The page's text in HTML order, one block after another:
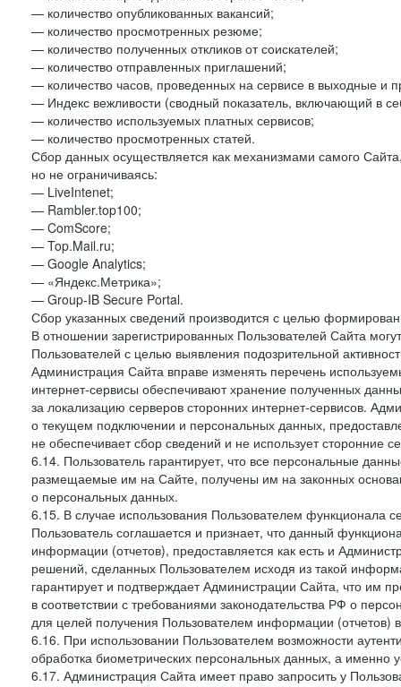
— количество опубликованных вакансий;
— количество просмотренных резюме;
— количество полученных откликов от соискателей;
— количество отправленных приглашений;
— количество часов, проведенных на сервисе в выходные и
— Индекс вежливости (сводный показатель, включающий в
— количество используемых платных сервисов;
— количество просмотренных статей.
Сбор данных осуществляется как механизмами самого
но не ограничиваясь:
— LiveIntenet;
— Rambler.top100;
— ComScore;
— Top.Mail.ru;
— Google Analytics;
— «Яндекс.Метрика»;
— Group-IB Secure Portal.
Сбор указанных сведений производится с целью
В отношении зарегистрированных Пользователей Сайта
Пользователей с целью выявления подозрительной
Администрация Сайта вправе изменять перечень
интернет-сервисы обеспечивают хранение полученных
за локализацию серверов сторонних интернет-сервисов.
о текущем подключении и персональных данных,
не обеспечивает сбор сведений и не использует
6.14. Пользователь гарантирует, что все персональные
размещаемые им на Сайте, получены им на законных
о персональных данных.
6.15. В случае использования Пользователем функционала
Пользователь соглашается и признает, что данный
информации (отчетов), предоставляется как есть и
решений, сделанных Пользователем исходя из такой
гарантирует и подтверждает Администрации Сайта, что им
в соответствии с требованиями законодательства РФ о
для целей получения Пользователем информации (отчетов)
6.16. При использовании Пользователем возможности
обработка биометрических персональных данных, а именно
6.17. Администрация Сайта имеет право запросить у